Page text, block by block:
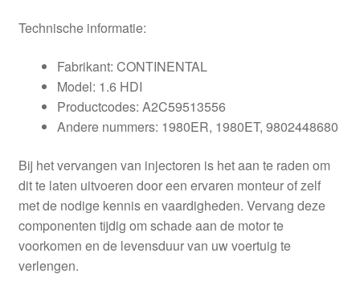
Technische informatie:
Fabrikant: CONTINENTAL
Model: 1.6 HDI
Productcodes: A2C59513556
Andere nummers: 1980ER, 1980ET, 9802448680
Bij het vervangen van injectoren is het aan te raden om
dit te laten uitvoeren door een ervaren monteur of zelf
met de nodige kennis en vaardigheden. Vervang deze
componenten tijdig om schade aan de motor te
voorkomen en de levensduur van uw voertuig te
verlengen.